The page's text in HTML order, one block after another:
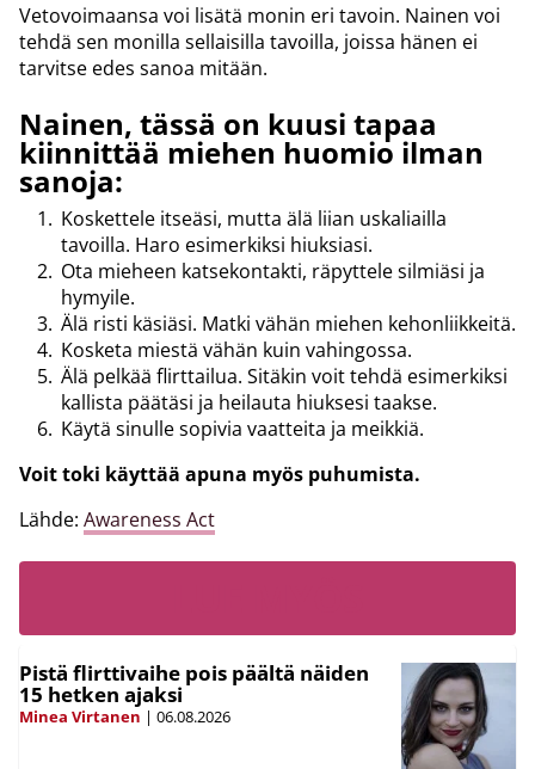
Vetovoimaansa voi lisätä monin eri tavoin. Nainen voi
tehdä sen monilla sellaisilla tavoilla, joissa hänen ei
tarvitse edes sanoa mitään.
Nainen, tässä on kuusi tapaa
kiinnittää miehen huomio ilman
sanoja:
Koskettele itseäsi, mutta älä liian uskaliailla
tavoilla. Haro esimerkiksi hiuksiasi.
Ota mieheen katsekontakti, räpyttele silmiäsi ja
hymyile.
Älä risti käsiäsi. Matki vähän miehen kehonliikkeitä.
Kosketa miestä vähän kuin vahingossa.
Älä pelkää flirttailua. Sitäkin voit tehdä esimerkiksi
kallista päätäsi ja heilauta hiuksesi taakse.
Käytä sinulle sopivia vaatteita ja meikkiä.
Voit toki käyttää apuna myös puhumista.
Lähde: Awareness Act
Pistä flirttivaihe pois päältä näiden
15 hetken ajaksi
Minea Virtanen | 06.08.2026